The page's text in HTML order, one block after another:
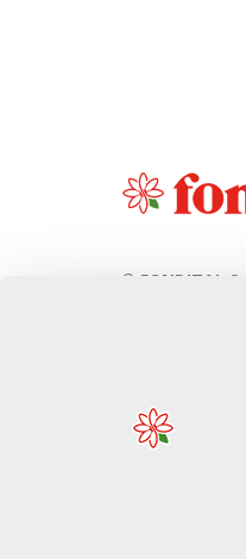
© FONDITAL
Sede Legale
意大利布雷西